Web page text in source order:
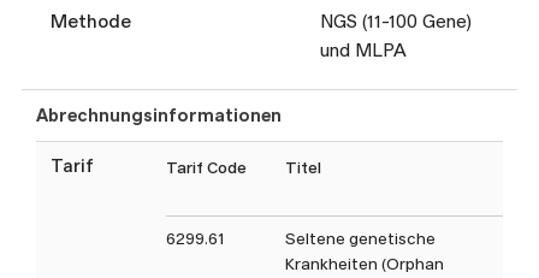
Die im Auftragsformular
nicht aufgeführten Analysen
Fragestellungen direkt
kontaktieren.
Methode
NGS (11-100 Gene)
und MLPA
Abrechnungsinformationen
Tarif Tarif Code Titel
6299.61
Seltene genetische
Krankheiten (Orphan